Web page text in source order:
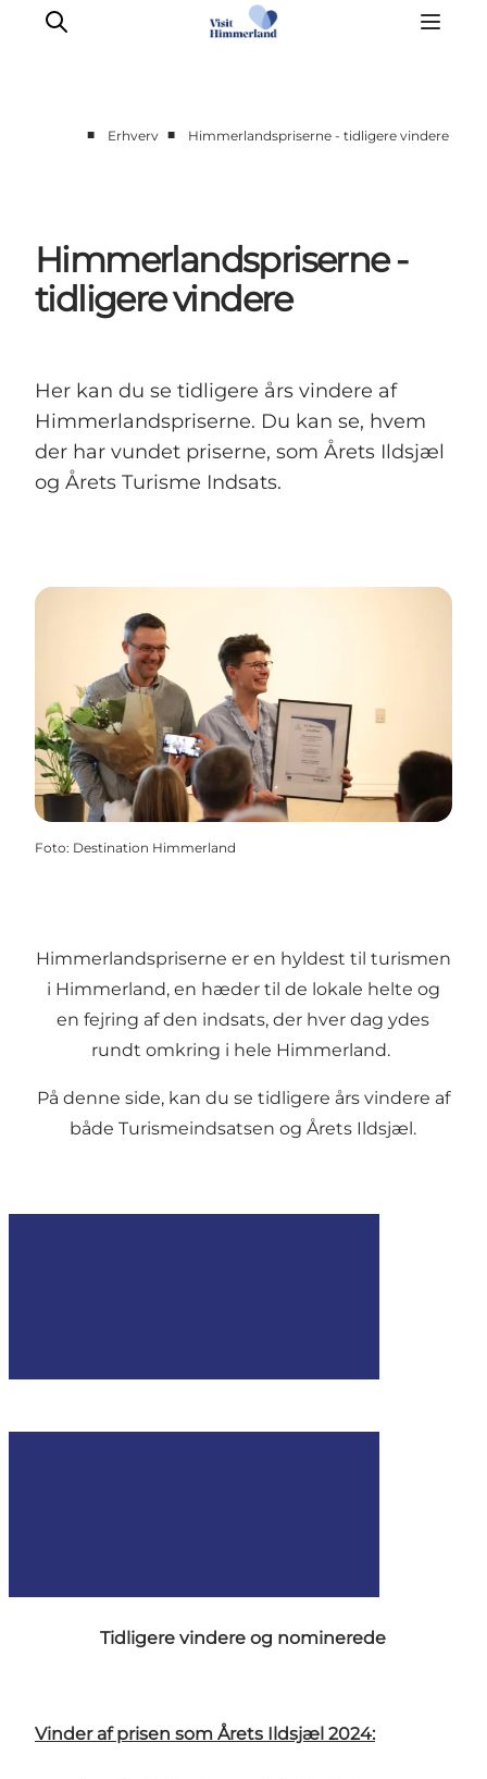
Presse
Projekter
Info Spots
■ Erhverv ■ Himmerlandspriserne - tidligere vindere
Himmerlandspriserne -
tidligere vindere
Her kan du se tidligere års vindere af
Himmerlandspriserne. Du kan se, hvem
der har vundet priserne, som Årets Ildsjæl
og Årets Turisme Indsats.
Foto: Destination Himmerland
Himmerlandspriserne er en hyldest til turismen
i Himmerland, en hæder til de lokale helte og
en fejring af den indsats, der hver dag ydes
rundt omkring i hele Himmerland.
På denne side, kan du se tidligere års vindere af
både Turismeindsatsen og Årets Ildsjæl.
Tidligere vindere og nominerede
Vinder af prisen som Årets Ildsjæl 2024: